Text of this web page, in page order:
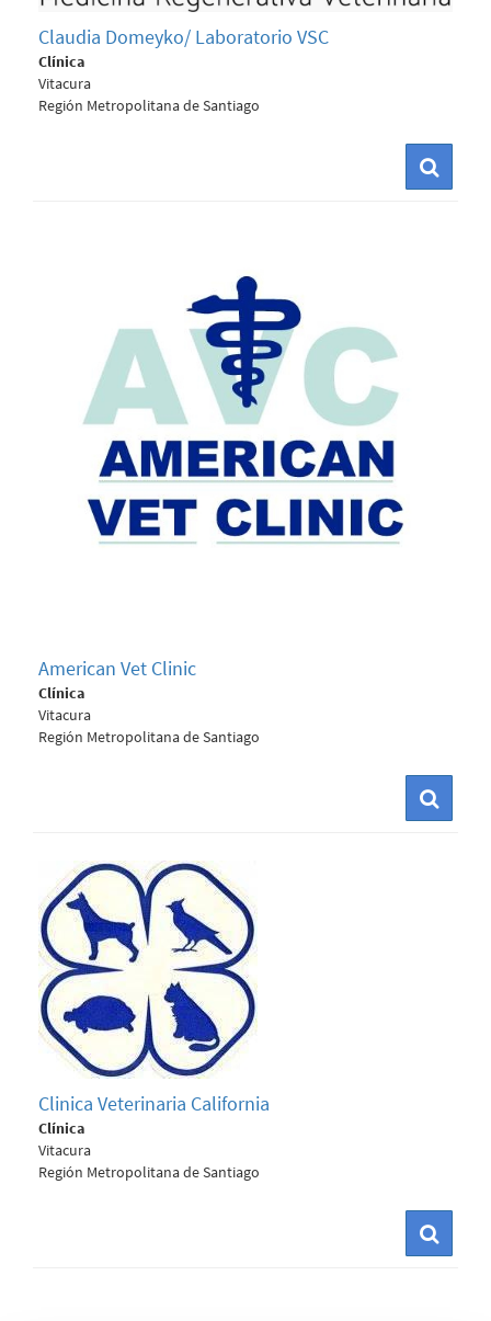
Claudia Domeyko/ Laboratorio VSC
Clínica
Vitacura
Región Metropolitana de Santiago
American Vet Clinic
Clínica
Vitacura
Región Metropolitana de Santiago
Clinica Veterinaria California
Clínica
Vitacura
Región Metropolitana de Santiago